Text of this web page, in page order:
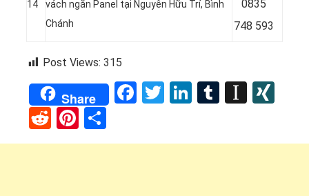
14
vách ngăn Panel tại Nguyễn Hữu Trí, Bình
Chánh
0835
748 593
Post Views: 315
Share Facebook
TwitterLinkedIn
Tumblr
RedditPinterest